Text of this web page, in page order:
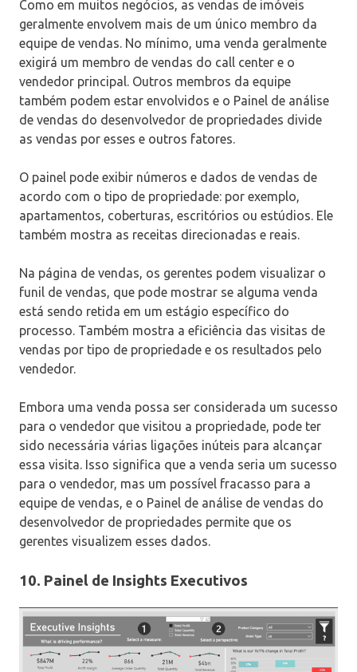
Como em muitos negócios, as vendas de imóveis
geralmente envolvem mais de um único membro da
equipe de vendas. No mínimo, uma venda geralmente
exigirá um membro de vendas do call center e o
vendedor principal. Outros membros da equipe
também podem estar envolvidos e o Painel de análise
de vendas do desenvolvedor de propriedades divide
as vendas por esses e outros fatores.
O painel pode exibir números e dados de vendas de
acordo com o tipo de propriedade: por exemplo,
apartamentos, coberturas, escritórios ou estúdios. Ele
também mostra as receitas direcionadas e reais.
Na página de vendas, os gerentes podem visualizar o
funil de vendas, que pode mostrar se alguma venda
está sendo retida em um estágio específico do
processo. Também mostra a eficiência das visitas de
vendas por tipo de propriedade e os resultados pelo
vendedor.
Embora uma venda possa ser considerada um sucesso
para o vendedor que visitou a propriedade, pode ter
sido necessária várias ligações inúteis para alcançar
essa visita. Isso significa que a venda seria um sucesso
para o vendedor, mas um possível fracasso para a
equipe de vendas, e o Painel de análise de vendas do
desenvolvedor de propriedades permite que os
gerentes visualizem esses dados.
10. Painel de Insights Executivos